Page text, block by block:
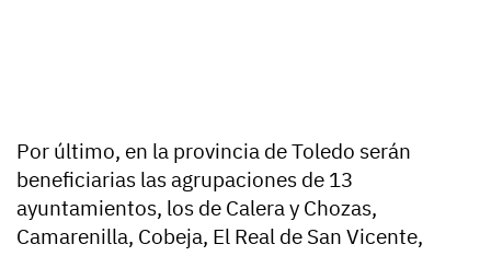
Por último, en la provincia de Toledo serán
beneficiarias las agrupaciones de 13
ayuntamientos, los de Calera y Chozas,
Camarenilla, Cobeja, El Real de San Vicente,